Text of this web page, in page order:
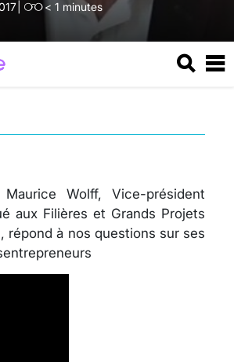
< 1 minutes
Wolff, Vice-président
aux Filières et Grands Projets
répond à nos questions sur ses